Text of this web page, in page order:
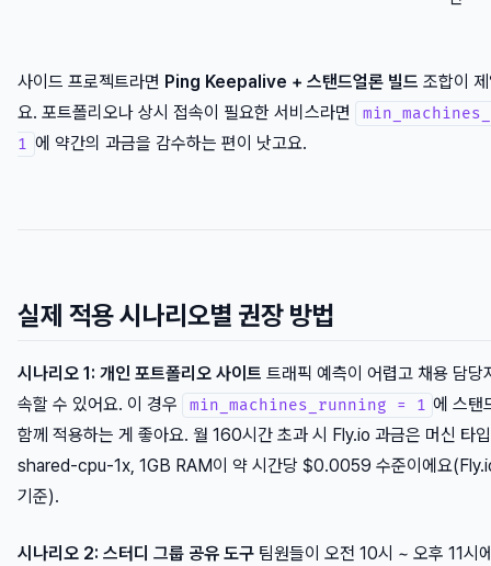
사이드 프로젝트라면 Ping Keepalive + 스탠드얼론 빌드 조합이
요. 포트폴리오나 상시 접속이 필요한 서비스라면
1 에 약간의 과금을 감수하는 편이 낫고요.
실제 적용 시나리오별 권장 방법
시나리오 1: 개인 포트폴리오 사이트 트래픽 예측이 어렵고 채용 담당
속할 수 있어요. 이 경우
min_machines_running = 1 에 스탠
함께 적용하는 게 좋아요. 월 160시간 초과 시 Fly.io 과금은 머신 타
shared-cpu-1x, 1GB RAM이 약 시간당 $0.0059 수준이에요
기준).
시나리오 2: 스터디 그룹 공유 도구 팀원들이 오전 10시 ~ 오후 11시